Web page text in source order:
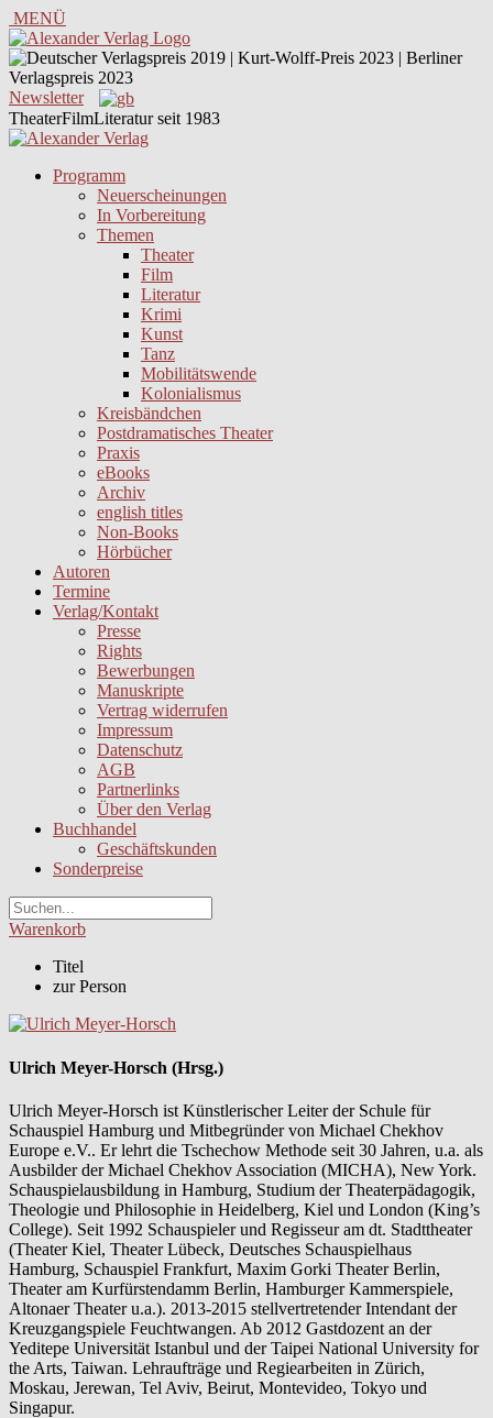
MENÜ
Newsletter
TheaterFilmLiteratur seit 1983
Programm
Neuerscheinungen
In Vorbereitung
Themen
Theater
Film
Literatur
Krimi
Kunst
Tanz
Mobilitätswende
Kolonialismus
Kreisbändchen
Postdramatisches Theater
Praxis
eBooks
Archiv
english titles
Non-Books
Hörbücher
Autoren
Termine
Verlag/Kontakt
Presse
Rights
Bewerbungen
Manuskripte
Vertrag widerrufen
Impressum
Datenschutz
AGB
Partnerlinks
Über den Verlag
Buchhandel
Geschäftskunden
Sonderpreise
Warenkorb
Titel
zur Person
Ulrich Meyer-Horsch (Hrsg.)
Ulrich Meyer-Horsch ist Künstlerischer Leiter der Schule für
Schauspiel Hamburg und Mitbegründer von Michael Chekhov
Europe e.V.. Er lehrt die Tschechow Methode seit 30 Jahren, u.a. als
Ausbilder der Michael Chekhov Association (MICHA), New York.
Schauspielausbildung in Hamburg, Studium der Theaterpädagogik,
Theologie und Philosophie in Heidelberg, Kiel und London (King’s
College). Seit 1992 Schauspieler und Regisseur am dt. Stadttheater
(Theater Kiel, Theater Lübeck, Deutsches Schauspielhaus
Hamburg, Schauspiel Frankfurt, Maxim Gorki Theater Berlin,
Theater am Kurfürstendamm Berlin, Hamburger Kammerspiele,
Altonaer Theater u.a.). 2013-2015 stellvertretender Intendant der
Kreuzgangspiele Feuchtwangen. Ab 2012 Gastdozent an der
Yeditepe Universität Istanbul und der Taipei National University for
the Arts, Taiwan. Lehraufträge und Regiearbeiten in Zürich,
Moskau, Jerewan, Tel Aviv, Beirut, Montevideo, Tokyo und
Singapur.